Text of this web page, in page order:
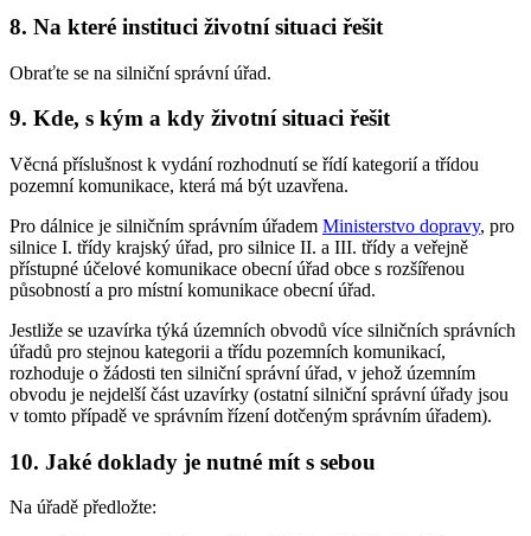
8. Na které instituci životní situaci řešit
Obraťte se na silniční správní úřad.
9. Kde, s kým a kdy životní situaci řešit
Věcná příslušnost k vydání rozhodnutí se řídí kategorií a třídou
pozemní komunikace, která má být uzavřena.
Pro dálnice je silničním správním úřadem Ministerstvo dopravy, pro
silnice I. třídy krajský úřad, pro silnice II. a III. třídy a veřejně
přístupné účelové komunikace obecní úřad obce s rozšířenou
působností a pro místní komunikace obecní úřad.
Jestliže se uzavírka týká územních obvodů více silničních správních
úřadů pro stejnou kategorii a třídu pozemních komunikací,
rozhoduje o žádosti ten silniční správní úřad, v jehož územním
obvodu je nejdelší část uzavírky (ostatní silniční správní úřady jsou
v tomto případě ve správním řízení dotčeným správním úřadem).
10. Jaké doklady je nutné mít s sebou
Na úřadě předložte: